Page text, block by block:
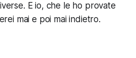
E io, che le ho provate
mai e poi mai indietro.